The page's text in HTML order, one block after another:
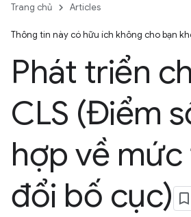
Trang chủ Articles
Thông tin này có hữu ích không cho bạn
Phát triển
CLS (Điểm
hợp về
đổi bố cục)